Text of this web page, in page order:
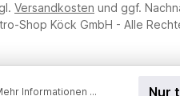
Versandkosten und ggf.
Shop Köck GmbH - Alle
Informationen ... Nur